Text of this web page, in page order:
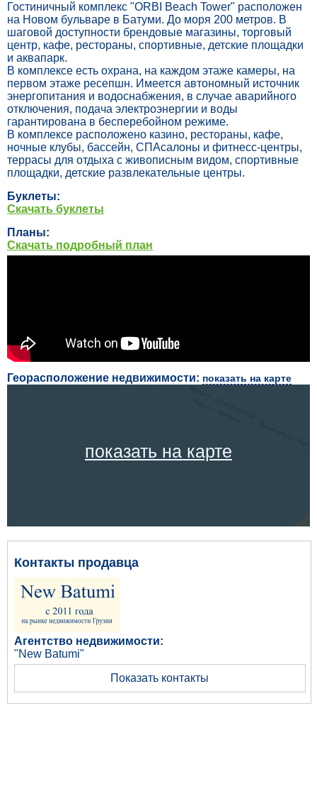
Гостиничный комплекс "ORBI Beach Tower" расположен
на Новом бульваре в Батуми. До моря 200 метров. В
шаговой доступности брендовые магазины, торговый
центр, кафе, рестораны, спортивные, детские площадки
и аквапарк.
В комплексе есть охрана, на каждом этаже камеры, на
первом этаже ресепшн. Имеется автономный источник
энергопитания и водоснабжения, в случае аварийного
отключения, подача электроэнергии и воды
гарантирована в бесперебойном режиме.
В комплексе расположено казино, рестораны, кафе,
ночные клубы, бассейн, СПАсалоны и фитнесс-центры,
террасы для отдыха с живописным видом, спортивные
площадки, детские развлекательные центры.
Буклеты:
Скачать буклеты
Планы:
Скачать подробный план
Георасположение недвижимости: показать на карте
показать на карте
Контакты продавца
Агентство недвижимости:
"New Batumi"
Показать контакты